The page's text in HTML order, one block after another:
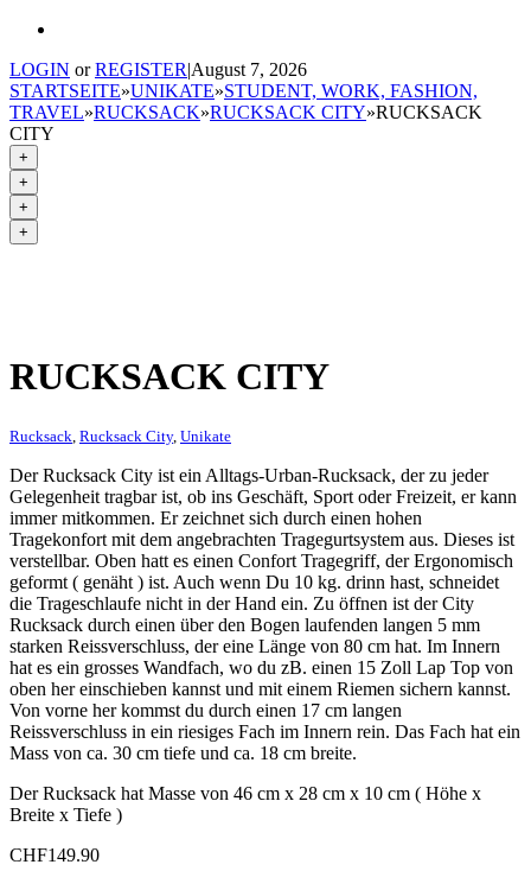
LOGIN orREGISTER|August 7, 2026
STARTSEITE»UNIKATE»STUDENT, WORK, FASHION,
TRAVEL»RUCKSACK»RUCKSACK CITY»RUCKSACK
CITY
+
+
+
+
RUCKSACK CITY
Rucksack Rucksack City, Unikate
Der Rucksack City ist ein Alltags-Urban-Rucksack, der zu jeder
Gelegenheit tragbar ist, ob ins Geschäft, Sport oder Freizeit, er kann
immer mitkommen. Er zeichnet sich durch einen hohen
Tragekonfort mit dem angebrachten Tragegurtsystem aus. Dieses ist
verstellbar. Oben hatt es einen Confort Tragegriff, der Ergonomisch
geformt ( genäht ) ist. Auch wenn Du 10 kg. drinn hast, schneidet
die Trageschlaufe nicht in der Hand ein. Zu öffnen ist der City
Rucksack durch einen über den Bogen laufenden langen 5 mm
starken Reissverschluss, der eine Länge von 80 cm hat. Im Innern
hat es ein grosses Wandfach, wo du zB. einen 15 Zoll Lap Top von
oben her einschieben kannst und mit einem Riemen sichern kannst.
Von vorne her kommst du durch einen 17 cm langen
Reissverschluss in ein riesiges Fach im Innern rein. Das Fach hat ein
Mass von ca. 30 cm tiefe und ca. 18 cm breite.
Der Rucksack hat Masse von 46 cm x 28 cm x 10 cm ( Höhe x
Breite x Tiefe )
CHF149.90